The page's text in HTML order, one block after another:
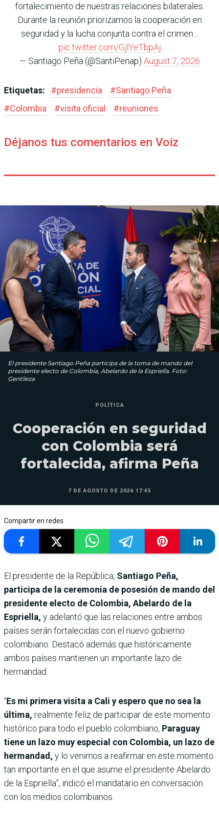
fortalecimiento de nuestras relaciones bilaterales.
Durante la reunión priorizamos la cooperación en
seguridad y la lucha conjunta contra el crimen…
pic.twitter.com/GjlYeTbpAj
— Santiago Peña (@SantiPenap) August 7, 2026
Etiquetas: #presidencia #Santiago Peña
#Colombia #visita oficial #reuniones
Déjanos tus comentarios en Voiz
El presidente Santiago Peña participa de la toma de mando del
presidente electo de Colombia, Abelardo de la Espriella. Foto:
Gentileza
POLÍTICA
Cooperación en seguridad
con Colombia será
fortalecida, afirma Peña
7 DE AGOSTO DE 2026 17:45
Compartir en redes
El presidente de la República, Santiago Peña,
participa de la ceremonia de posesión de mando del
presidente electo de Colombia, Abelardo de la
Espriella, y adelantó que las relaciones entre ambos
países serán fortalecidas con el nuevo gobierno
colombiano. Destacó además que históricamente
ambos países mantienen un importante lazo de
hermandad.
“Es mi primera visita a Cali y espero que no sea la
última, realmente feliz de participar de este momento
histórico para todo el pueblo colombiano, Paraguay
tiene un lazo muy especial con Colombia, un lazo de
hermandad, y lo venimos a reafirmar en este momento
tan importante en el que asume el presidente Abelardo
de la Espriella”, indicó el mandatario en conversación
con los medios colombianos.